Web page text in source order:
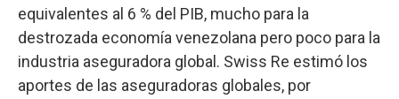
equivalentes al 6 % del PIB, mucho para la
destrozada economía venezolana pero poco para la
industria aseguradora global. Swiss Re estimó los
aportes de las aseguradoras globales, por